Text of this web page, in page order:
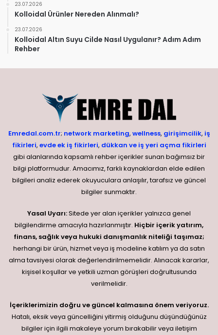
23.07.2026
Kolloidal Ürünler Nereden Alınmalı?
23.07.2026
Kolloidal Altın Suyu Cilde Nasıl Uygulanır? Adım Adım
Rehber
Emredal.com.tr; network marketing, wellness, girişimcilik, iş
fikirleri, evde ek iş fikirleri, dükkan ve iş yeri açma fikirleri
gibi alanlarında kapsamlı rehber içerikler sunan bağımsız bir
bilgi platformudur. Amacımız, farklı kaynaklardan elde edilen
bilgileri analiz ederek okuyuculara anlaşılır, tarafsız ve güncel
bilgiler sunmaktır.
Yasal Uyarı:Sitede yer alan içerikler yalnızca genel
bilgilendirme amacıyla hazırlanmıştır. Hiçbir içerik yatırım,
finans, sağlık veya hukuki danışmanlık niteliği taşımaz;
herhangi bir ürün, hizmet veya iş modeline katılım ya da satın
alma tavsiyesi olarak değerlendirilmemelidir. Alınacak kararlar,
kişisel koşullar ve yetkili uzman görüşleri doğrultusunda
verilmelidir.
İçeriklerimizin doğru ve güncel kalmasına önem veriyoruz.
Hatalı, eksik veya güncelliğini yitirmiş olduğunu düşündüğünüz
bilgiler için ilgili makaleye yorum bırakabilir veya iletişim